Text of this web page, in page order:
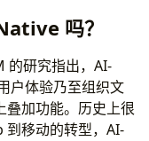
吗？
的研究指出，AI-
户体验乃至组织文
叠加功能。历史上很
到移动的转型，AI-